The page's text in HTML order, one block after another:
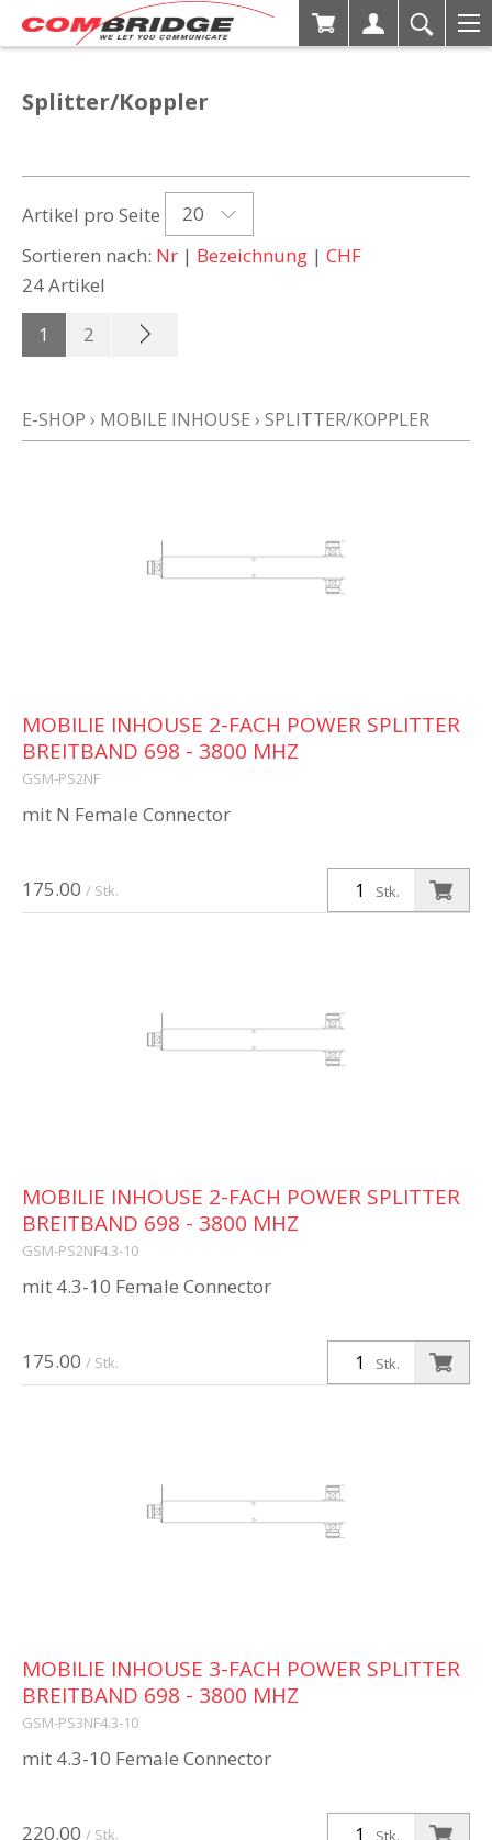
Splitter/Koppler
Artikel pro Seite
20
Sortieren nach: Nr | Bezeichnung | CHF
24 Artikel
1
2
E-SHOP › MOBILE INHOUSE › SPLITTER/KOPPLER
175.00 / Stk. Stk.
MOBILIE INHOUSE 2-FACH POWER SPLITTER
BREITBAND 698 - 3800 MHZ
GSM-PS2NF
mit N Female Connector
175.00 / Stk. Stk.
MOBILIE INHOUSE 2-FACH POWER SPLITTER
BREITBAND 698 - 3800 MHZ
GSM-PS2NF4.3-10
mit 4.3-10 Female Connector
220.00 / Stk. Stk.
MOBILIE INHOUSE 3-FACH POWER SPLITTER
BREITBAND 698 - 3800 MHZ
GSM-PS3NF4.3-10
mit 4.3-10 Female Connector